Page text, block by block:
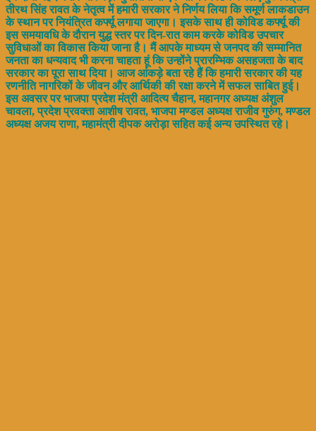
तीरथ सिंह रावत के नेतृत्व में हमारी सरकार ने निर्णय लिया कि समूर्ण लाकडाउन
के स्थान पर नियंत्रित कर्फ्यू लगाया जाएगा। इसके साथ ही कोविड कर्फ्यू की
इस समयावधि के दौरान युद्ध स्तर पर दिन-रात काम करके कोविड उपचार
सुविधाओं का विकास किया जाना है। मैं आपके माध्यम से जनपद की सम्मानित
जनता का धन्यवाद भी करना चाहता हूं कि उन्होंने प्रारम्भिक असहजता के बाद
सरकार का पूरा साथ दिया। आज आंकड़े बता रहे हैं कि हमारी सरकार की यह
रणनीति नागरिकों के जीवन और आर्थिकी की रक्षा करने में सफल साबित हुई।
इस अवसर पर भाजपा प्रदेश मंत्री आदित्य चैहान, महानगर अध्यक्ष अंशुल
चावला, प्रदेश प्रवक्ता आशीष रावत, भाजपा मण्डल अध्यक्ष राजीव गुरुंग, मण्डल
अध्यक्ष अजय राणा, महामंत्री दीपक अरोड़ा सहित कई अन्य उपस्थित रहे।